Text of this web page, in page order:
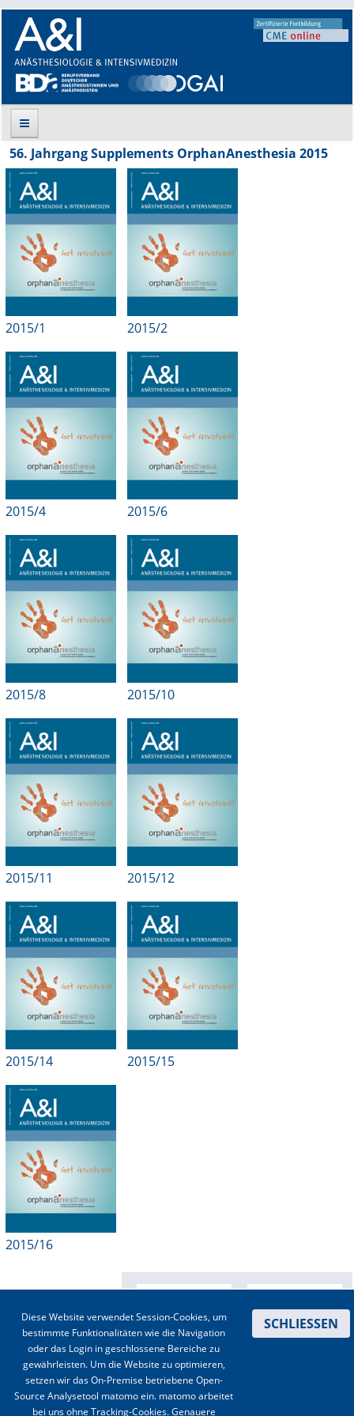
Suche
Aktuelle Ausgabe
Leitlinien
Archiv
Supplements
Supplements OrphanAnesthesia
Online First
A&I English
Mediadaten
Stellenmarkt
Kongresskalender
56. Jahrgang Supplements OrphanAnesthesia 2015
2015/1 2015/2
2015/4 2015/6
2015/8 2015/10
2015/11 2015/12
2015/14 2015/15
2015/16
Diese Website verwendet Session-Cookies, um
bestimmte Funktionalitäten wie die Navigation
oder das Login in geschlossene Bereiche zu
gewährleisten. Um die Website zu optimieren,
setzen wir das On-Premise betriebene Open-
Source Analysetool matomo ein. matomo arbeitet
bei uns ohne Tracking-Cookies. Genauere
SCHLIESSEN